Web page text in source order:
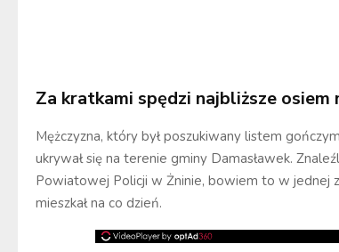
Za kratkami spędzi najbliższe osiem
Mężczyzna, który był poszukiwany listem
ukrywał się na terenie gminy Damasławek.
Powiatowej Policji w Żninie, bowiem to w jednej
mieszkał na co dzień.